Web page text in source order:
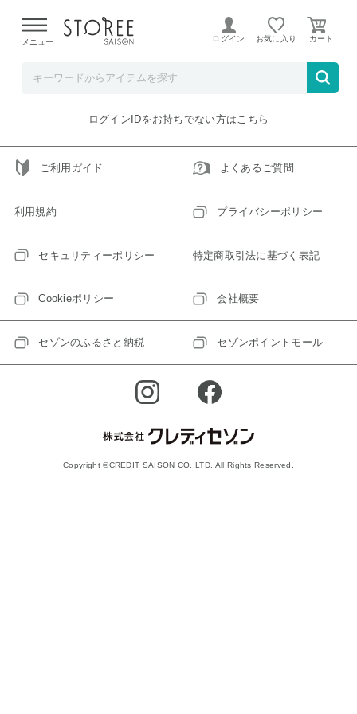
よる配送遅延が発生しております。
メニュー ログイン お気に入り
ご指定のアイテムは取り扱い終了、またはただいま取り扱い
トップへ戻る
ログインIDをお持ちでない方はこちら
ご利用ガイド よくあるご質問
利用規約 プライバシーポリシー
セキュリティーポリシー 特定商取引法に基づく表記
Cookieポリシー 会社概要
セゾンのふるさと納税 セゾンポイントモール
Copyright ©CREDIT SAISON CO.,LTD. All Rights Reserved.